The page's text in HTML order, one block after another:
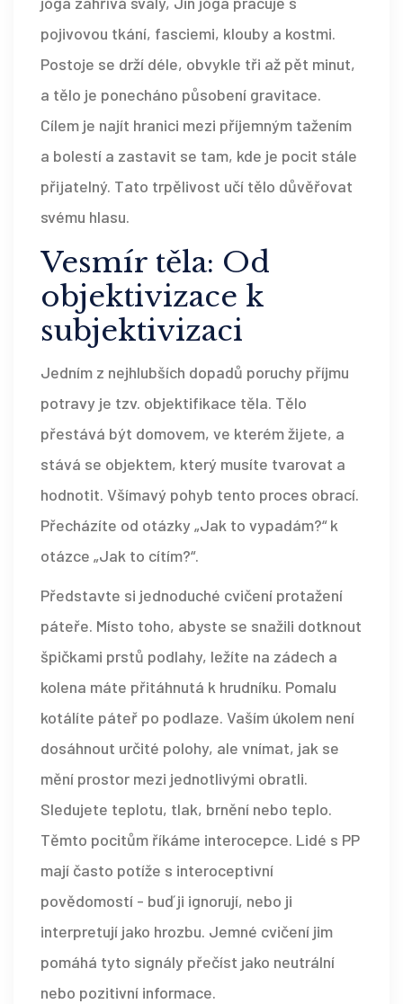
pojivovou tkání, fasciemi, klouby a kostmi.
Postoje se drží déle, obvykle tři až pět minut,
a tělo je ponecháno působení gravitace.
Cílem je najít hranici mezi příjemným tažením
a bolestí a zastavit se tam, kde je pocit stále
přijatelný. Tato trpělivost učí tělo důvěřovat
svému hlasu.
Vesmír těla: Od
objektivizace k
subjektivizaci
Jedním z nejhlubších dopadů poruchy příjmu
potravy je tzv. objektifikace těla. Tělo
přestává být domovem, ve kterém žijete, a
stává se objektem, který musíte tvarovat a
hodnotit. Všímavý pohyb tento proces obrací.
Přecházíte od otázky „Jak to vypadám?“ k
otázce „Jak to cítím?“.
Představte si jednoduché cvičení protažení
páteře. Místo toho, abyste se snažili dotknout
špičkami prstů podlahy, ležíte na zádech a
kolena máte přitáhnutá k hrudníku. Pomalu
kotálíte páteř po podlaze. Vaším úkolem není
dosáhnout určité polohy, ale vnímat, jak se
mění prostor mezi jednotlivými obratli.
Sledujete teplotu, tlak, brnění nebo teplo.
Těmto pocitům říkáme interocepce. Lidé s PP
mají často potíže s interoceptivní
povědomostí - buď ji ignorují, nebo ji
interpretují jako hrozbu. Jemné cvičení jim
pomáhá tyto signály přečíst jako neutrální
nebo pozitivní informace.